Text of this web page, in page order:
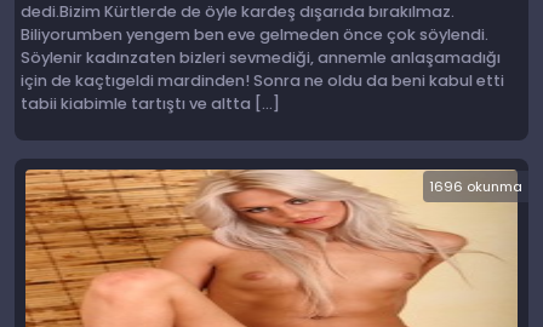
dedi.Bizim Kürtlerde de öyle kardeş dışarıda bırakılmaz.
Biliyorumben yengem ben eve gelmeden önce çok söylendi.
Söylenir kadınzaten bizleri sevmediği, annemle anlaşamadığı
için de kaçtıgeldi mardinden! Sonra ne oldu da beni kabul etti
tabii kiabimle tartıştı ve altta […]
1696 okunma